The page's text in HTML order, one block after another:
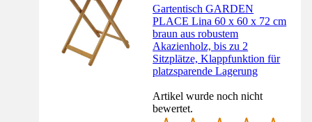
Gartentisch GARDEN
PLACE Lina 60 x 60 x 72 cm
braun aus robustem
Akazienholz, bis zu 2
Sitzplätze, Klappfunktion für
platzsparende Lagerung
Artikel wurde noch nicht
bewertet.